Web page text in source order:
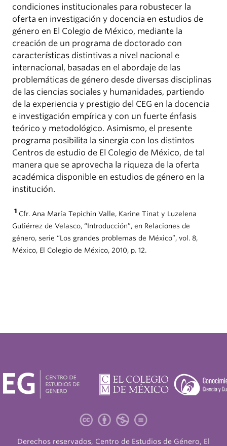
condiciones institucionales para robustecer la
oferta en investigación y docencia en estudios de
género en El Colegio de México, mediante la
creación de un programa de doctorado con
características distintivas a nivel nacional e
internacional, basadas en el abordaje de las
problemáticas de género desde diversas disciplinas
de las ciencias sociales y humanidades, partiendo
de la experiencia y prestigio del CEG en la docencia
e investigación empírica y con un fuerte énfasis
teórico y metodológico. Asimismo, el presente
programa posibilita la sinergia con los distintos
Centros de estudio de El Colegio de México, de tal
manera que se aprovecha la riqueza de la oferta
académica disponible en estudios de género en la
institución.
1 Cfr. Ana María Tepichin Valle, Karine Tinat y Luzelena
Gutiérrez de Velasco, “Introducción”, en Relaciones de
género, serie “Los grandes problemas de México”, vol. 8,
México, El Colegio de México, 2010, p. 12.
Derechos reservados, Centro de Estudios de Género, El